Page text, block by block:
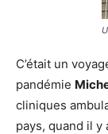
C’était un
pandémie
cliniques
pays, quand il y